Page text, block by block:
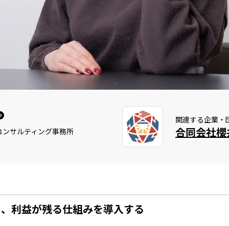
サルティング事務所
関連する企業・
利益が残る仕組みを導入する